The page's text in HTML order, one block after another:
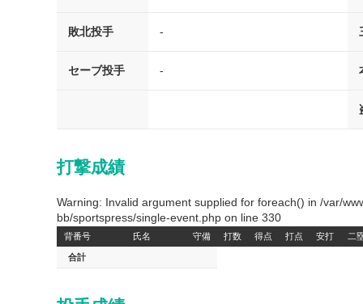
敗北投手 -
セーブ投手 -
打撃成績
Warning: Invalid argument supplied for foreach() in /var/
bb/sportspress/single-event.php on line 330
背番号 氏名 守備 打数 得点 打点 安打 二
合計